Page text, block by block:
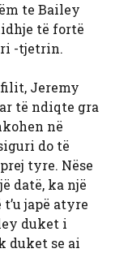
te Bailey
të fortë
-tjetrin.
Jeremy
të ndiqte gra
në
do të
tyre. Nëse
datë, ka një
japë atyre
duket i
duket se ai